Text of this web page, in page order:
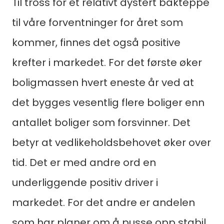
til våre forventninger for året som
kommer, finnes det også positive
krefter i markedet. For det første øker
boligmassen hvert eneste år ved at
det bygges vesentlig flere boliger enn
antallet boliger som forsvinner. Det
betyr at vedlikeholdsbehovet øker over
tid. Det er med andre ord en
underliggende positiv driver i
markedet. For det andre er andelen